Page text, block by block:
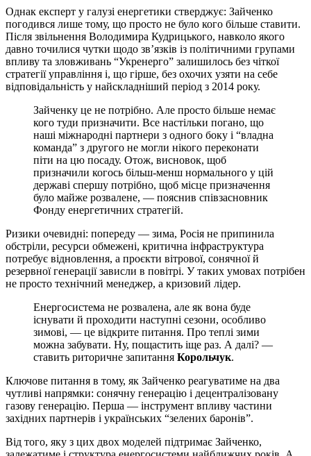
Однак експерт у галузі енергетики стверджує: Зайченко
погодився лише тому, що просто не було кого більше ставити.
Після звільнення Володимира Кудрицького, навколо якого
давно точилися чутки щодо зв’язків із політичними групами
впливу та зловживань “Укренерго” залишилось без чіткої
стратегії управління і, що гірше, без охочих узяти на себе
відповідальність у найскладніший період з 2014 року.
Зайченку це не потрібно. Але просто більше немає
кого туди призначити. Все настільки погано, що
наші міжнародні партнери з одного боку і “владна
команда” з другого не могли нікого переконати
піти на цю посаду. Отож, висновок, щоб
призначили когось більш-менш нормального у цій
державі спершу потрібно, щоб місце призначення
було майже розвалене, — пояснив співзасновник
Фонду енергетичних стратегій.
Ризики очевидні: попереду — зима, Росія не припинила
обстріли, ресурси обмежені, критична інфраструктура
потребує відновлення, а проєкти вітрової, сонячної й
резервної генерації зависли в повітрі. У таких умовах потрібен
не просто технічний менеджер, а кризовий лідер.
Енергосистема не розвалена, але як вона буде
існувати й проходити наступні сезони, особливо
зимові, — це відкрите питання. Про теплі зими
можна забувати. Ну, пощастить іще раз. А далі? —
ставить риторичне запитання Корольчук.
Ключове питання в тому, як Зайченко реагуватиме на два
чутливі напрямки: сонячну генерацію і децентралізовану
газову генерацію. Перша — інструмент впливу частини
західних партнерів і українських “зелених баронів”.
Від того, яку з цих двох моделей підтримає Зайченко,